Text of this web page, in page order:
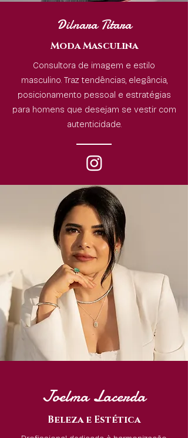
Dilnara Titara
Moda Masculina
Consultora de imagem e estilo
masculino. Traz tendências, elegância,
posicionamento pessoal e estratégias
para homens que desejam se vestir com
autenticidade.
Joelma Lacerda
Beleza e Estética